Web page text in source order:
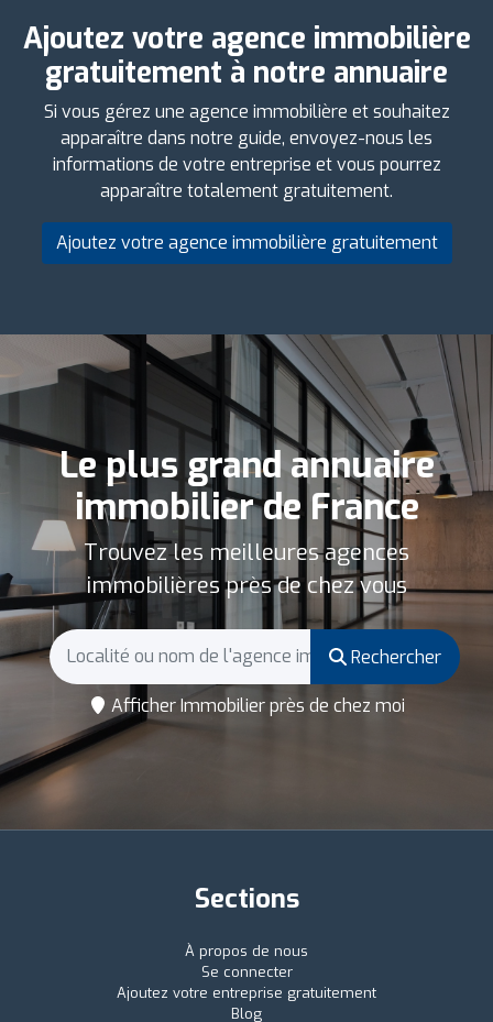
Ajoutez votre agence immobilière
gratuitement à notre annuaire
Si vous gérez une agence immobilière et souhaitez
apparaître dans notre guide, envoyez-nous les
informations de votre entreprise et vous pourrez
apparaître totalement gratuitement.
Ajoutez votre agence immobilière gratuitement
Le plus grand annuaire
immobilier de France
Trouvez les meilleures agences
immobilières près de chez vous
Rechercher
Afficher Immobilier près de chez moi
Sections
À propos de nous
Se connecter
Ajoutez votre entreprise gratuitement
Blog